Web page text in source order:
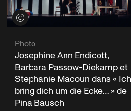
Voir les crédits
Photo
Josephine Ann Endicott,
Barbara Passow-Diekamp et
Stephanie Macoun dans « Ich
bring dich um die Ecke… » de
Pina Bausch